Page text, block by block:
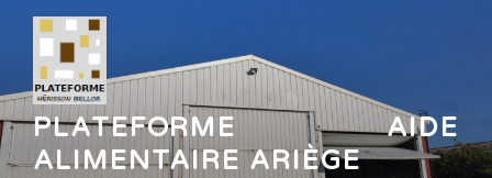
contenu
principal
PLATEFORME AIDE
ALIMENTAIRE ARIÈGE